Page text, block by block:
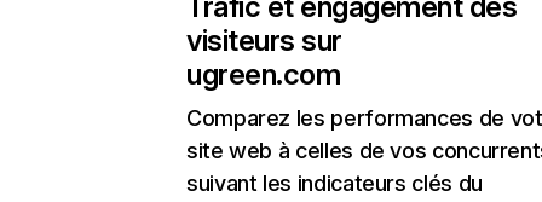
visiteurs sur
ugreen.com
Comparez les performances de
site web à celles de vos
suivant les indicateurs clés du